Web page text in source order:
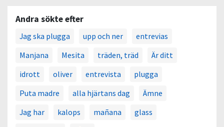
Andra sökte efter
Jag ska plugga upp och ner
entrevias
Manjana
Mesita träden, träd
Är ditt
idrott
oliver entrevista
plugga
Puta madre
alla hjärtans dag
Ämne
Jag har
kalops mañana
glass